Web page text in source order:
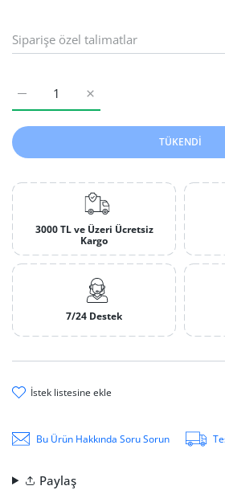
2.El Alex Makine
2.El Alex Makine Ultrasonik Yıkama
TÜKENDI
3000 TL ve Üzeri Ücretsiz
Kargo
7/24 Destek
i̇stek li̇stesi̇ne ekle
Bu Ürün Hakkında Soru Sorun
Paylaş